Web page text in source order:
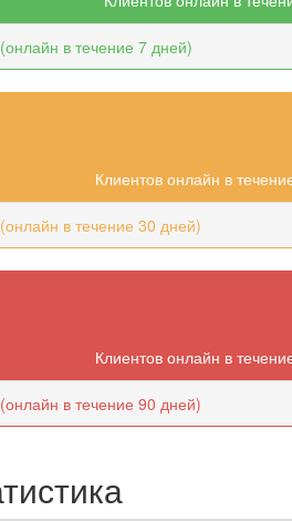
в течение 7 дней)
Клиентов онлайн в
в течение 30 дней)
Клиентов онлайн в
в течение 90 дней)